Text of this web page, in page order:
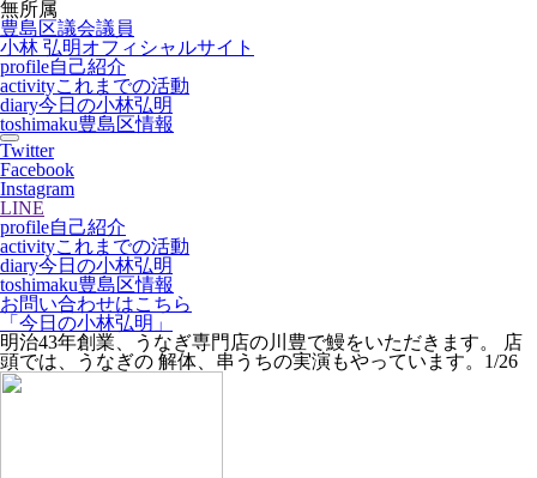
無所属
豊島区議会議員
小林 弘明オフィシャルサイト
profile自己紹介
activityこれまでの活動
diary今日の小林弘明
toshimaku豊島区情報
Twitter
Facebook
Instagram
LINE
profile自己紹介
activityこれまでの活動
diary今日の小林弘明
toshimaku豊島区情報
お問い合わせはこちら
「今日の小林弘明」
明治43年創業、うなぎ専門店の川豊で鰻をいただきます。 店
頭では、うなぎの 解体、串うちの実演もやっています。1/26